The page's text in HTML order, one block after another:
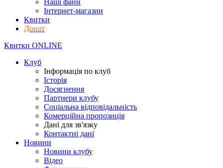
Наші фани
Інтернет-магазин
Квитки
Донат
Квитки ONLINE
Клуб
Інформація по клуб
Історія
Досягнення
Партнери клубу
Соціальна відповідальність
Комерційна пропозиція
Дані для зв'язку
Контактні дані
Новини
Новини клубу
Відео